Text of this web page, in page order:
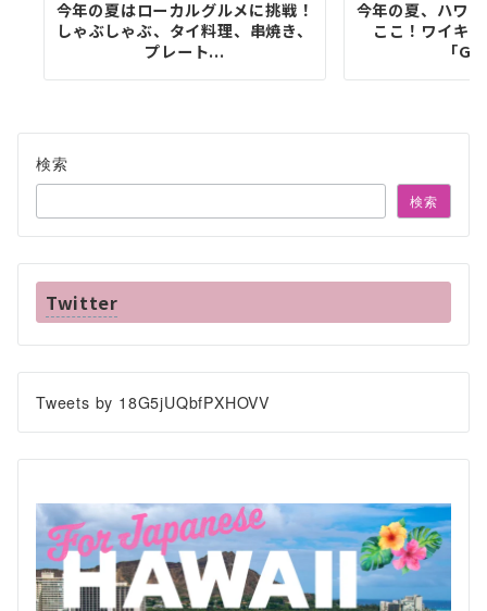
今年の夏はローカルグルメに挑戦！
しゃぶしゃぶ、タイ料理、串焼き、
プレート...
今年の夏、ハワ
ここ！ワイキ
「
検索
検索
Twitter
Tweets by 18G5jUQbfPXHOVV